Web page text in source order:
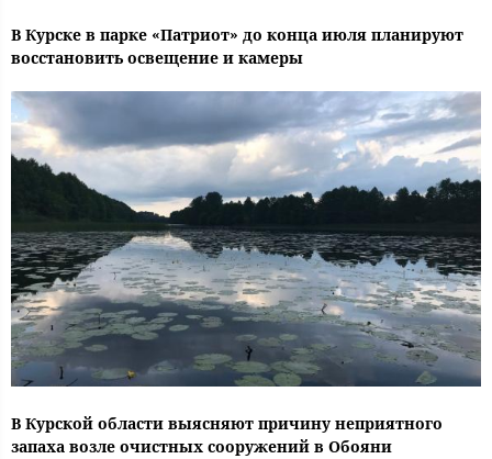
В Курске в парке «Патриот» до конца июля планируют
восстановить освещение и камеры
В Курской области выясняют причину неприятного
запаха возле очистных сооружений в Обояни